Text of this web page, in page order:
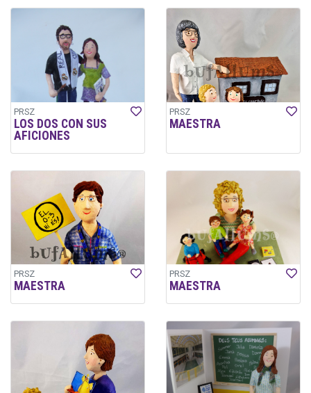
PRSZ
LOS DOS CON SUS
AFICIONES
PRSZ
MAESTRA
PRSZ
MAESTRA
PRSZ
MAESTRA